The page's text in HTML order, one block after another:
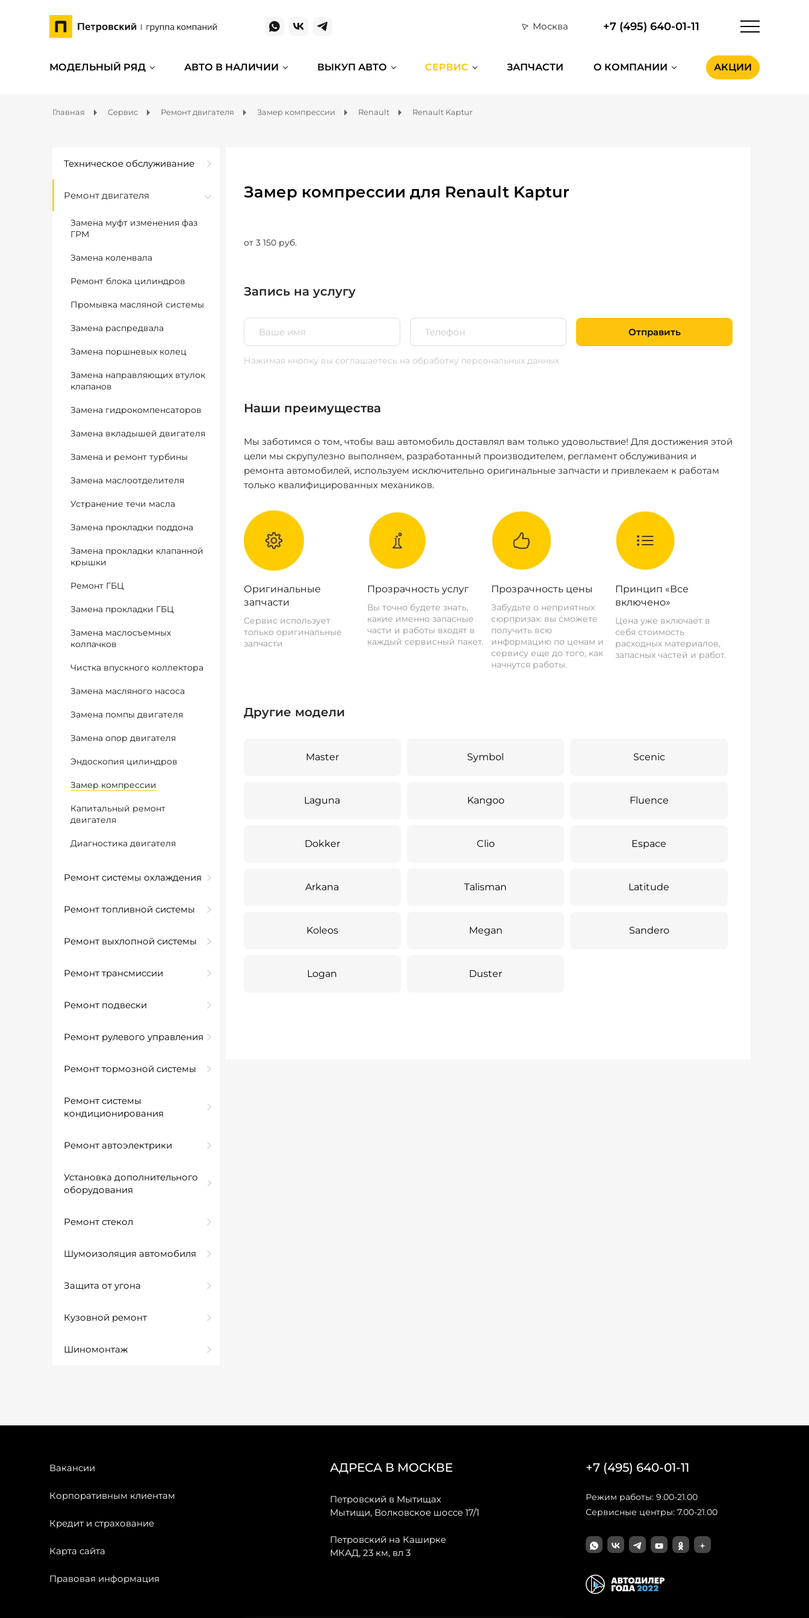
Москва +7 (495) 640-01-11
МОДЕЛЬНЫЙ РЯД АВТО В НАЛИЧИИ ВЫКУП АВТО СЕРВИС ЗАПЧАСТИ О КОМПАНИИ АКЦИИ
Главная Сервис Ремонт двигателя Замер компрессии Renault Renault Kaptur
Техническое обслуживание
Ремонт двигателя
Замена муфт изменения фаз
ГРМ
Замена коленвала
Ремонт блока цилиндров
Промывка масляной системы
Замена распредвала
Замена поршневых колец
Замена направляющих втулок
клапанов
Замена гидрокомпенсаторов
Замена вкладышей двигателя
Замена и ремонт турбины
Замена маслоотделителя
Устранение течи масла
Замена прокладки поддона
Замена прокладки клапанной
крышки
Ремонт ГБЦ
Замена прокладки ГБЦ
Замена маслосъемных
колпачков
Чистка впускного коллектора
Замена масляного насоса
Замена помпы двигателя
Замена опор двигателя
Эндоскопия цилиндров
Замер компрессии
Капитальный ремонт
двигателя
Диагностика двигателя
Ремонт системы охлаждения
Ремонт топливной системы
Ремонт выхлопной системы
Ремонт трансмиссии
Ремонт подвески
Ремонт рулевого управления
Ремонт тормозной системы
Ремонт системы
кондиционирования
Ремонт автоэлектрики
Установка дополнительного
оборудования
Ремонт стекол
Шумоизоляция автомобиля
Защита от угона
Кузовной ремонт
Шиномонтаж
Замер компрессии для Renault Kaptur
от 3 150 руб.
Запись на услугу
Отправить
Нажимая кнопку вы соглашаетесь на обработку персональных данных
Наши преимущества
Мы заботимся о том, чтобы ваш автомобиль доставлял вам только удовольствие! Для достижения этой
цели мы скрупулезно выполняем, разработанный производителем, регламент обслуживания и
ремонта автомобилей, используем исключительно оригинальные запчасти и привлекаем к работам
только квалифицированных механиков.
Оригинальные
запчасти
Сервис использует
только оригинальные
запчасти
Прозрачность услуг
Вы точно будете знать,
какие именно запасные
части и работы входят в
каждый сервисный пакет.
Прозрачность цены
Забудьте о неприятных
сюрпризах: вы сможете
получить всю
информацию по ценам и
сервису еще до того, как
начнутся работы.
Принцип «Все
включено»
Цена уже включает в
себя стоимость
расходных материалов,
запасных частей и работ.
Другие модели
Master Symbol Scenic
Laguna Kangoo Fluence
Dokker Clio Espace
Arkana Talisman Latitude
Koleos Megan Sandero
Logan Duster
Вакансии
Корпоративным клиентам
Кредит и страхование
Карта сайта
Правовая информация
АДРЕСА В МОСКВЕ
Петровский в Мытищах
Мытищи, Волковское шоссе 17/1
Петровский на Каширке
МКАД, 23 км, вл 3
+7 (495) 640-01-11
Режим работы: 9.00-21.00
Сервисные центры: 7.00-21.00